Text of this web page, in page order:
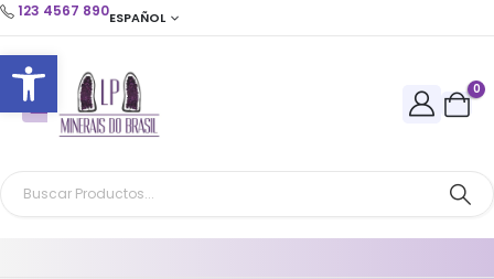
Abrir barra de herramientas
123 4567 890ESPAÑOL
0